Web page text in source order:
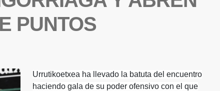
PUNTOS
Urrutikoetxea ha llevado la batuta del encuentro
haciendo gala de su poder ofensivo con el que